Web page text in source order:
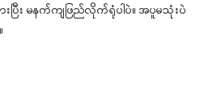
း မနက်ကျဖြည်လိုက်ရုံပါပဲ။ အပူမသုံးပဲ